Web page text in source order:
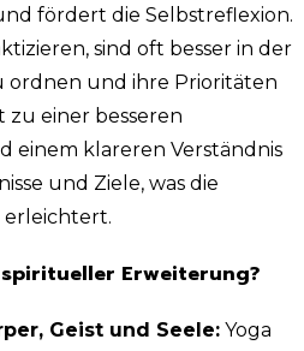
fördert die Selbstreflexion.
sind oft besser in der
ordnen und ihre Prioritäten
zu einer besseren
einem klareren Verständnis
und Ziele, was die
Erweiterung?
Geist und Seele: Yoga